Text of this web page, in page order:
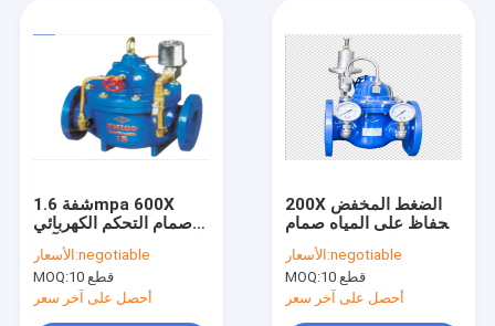
شفة 1.6mpa 600X
صمام التحكم الكهربائي
الهيدروليكي مضاد للتآكل
الأسعار:negotiable
MOQ:
10 قطع
أحصل على آخر سعر
200X الضغط المخفض
للحفاظ على المياه صمام
حديد الدكتايل المضادة
للتآكلالأسعار:negotiable
MOQ:
10 قطع
أحصل على آخر سعر